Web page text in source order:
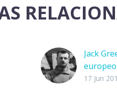
Jack
América
17 Jun